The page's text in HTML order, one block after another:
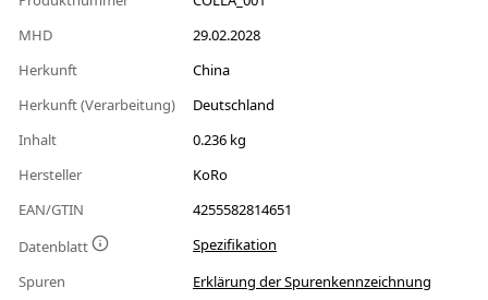
MHD
29.02.2028
Herkunft
China
Herkunft (Verarbeitung)
Deutschland
Inhalt
0.236 kg
Hersteller
KoRo
EAN/GTIN
4255582814651
Datenblatt
Spezifikation
Spuren
Erklärung der Spurenkennzeichnung